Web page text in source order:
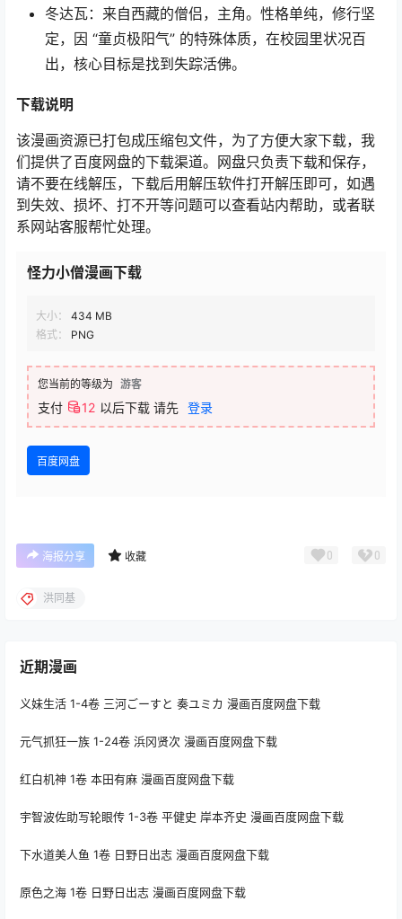
冬达瓦：来自西藏的僧侣，主角。性格单纯，修行坚
定，因 “童贞极阳气” 的特殊体质，在校园里状况百
出，核心目标是找到失踪活佛。
下载说明
该漫画资源已打包成压缩包文件，为了方便大家下载，我
们提供了百度网盘的下载渠道。网盘只负责下载和保存，
请不要在线解压，下载后用解压软件打开解压即可，如遇
到失效、损坏、打不开等问题可以查看站内帮助，或者联
系网站客服帮忙处理。
怪力小僧漫画下载
大小：
434 MB
格式：
PNG
您当前的等级为 游客
支付 12 以后下载 请先 登录
百度网盘
海报分享 收藏 0 0
洪同基
近期漫画
义妹生活 1-4卷 三河ごーすと 奏ユミカ 漫画百度网盘下载
元气抓狂一族 1-24卷 浜冈贤次 漫画百度网盘下载
红白机神 1卷 本田有麻 漫画百度网盘下载
宇智波佐助写轮眼传 1-3卷 平健史 岸本齐史 漫画百度网盘下载
下水道美人鱼 1卷 日野日出志 漫画百度网盘下载
原色之海 1卷 日野日出志 漫画百度网盘下载